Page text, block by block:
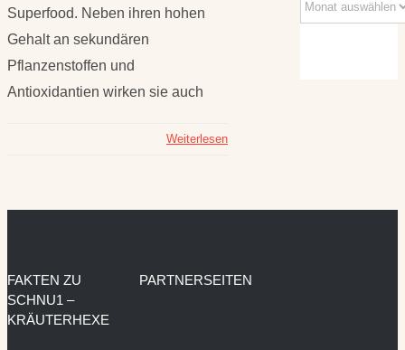
Superfood. Neben ihren hohen
Gehalt an sekundären
Pflanzenstoffen und
Antioxidantien wirken sie auch
Weiterlesen
FAKTEN ZU
SCHNU1 –
KRÄUTERHEXE
PARTNERSEITEN